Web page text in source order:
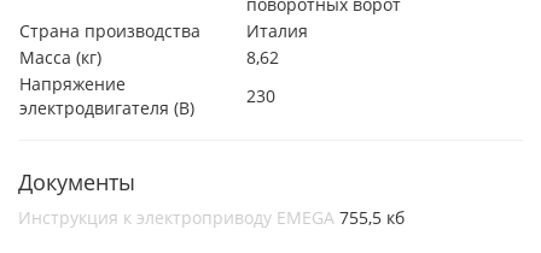
Страна производства
Италия
Масса (кг)
8,62
Напряжение
электродвигателя (В)
230
Документы
Инструкция к электроприводу EMEGA 755,5 кб